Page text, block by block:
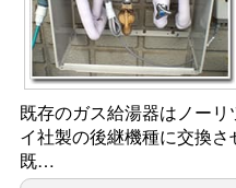
既存のガス給湯器はノー
イ社製の後継機種に交換さ
既…